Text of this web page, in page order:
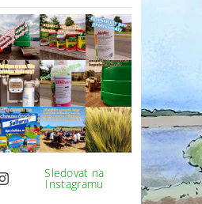
Sledovat na
Instagramu